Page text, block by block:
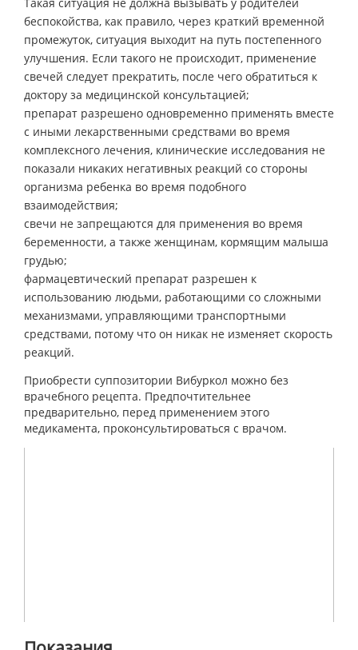
беспокойства, как правило, через краткий временной
промежуток, ситуация выходит на путь постепенного
улучшения. Если такого не происходит, применение
свечей следует прекратить, после чего обратиться к
доктору за медицинской консультацией;
препарат разрешено одновременно применять вместе
с иными лекарственными средствами во время
комплексного лечения, клинические исследования не
показали никаких негативных реакций со стороны
организма ребенка во время подобного
взаимодействия;
свечи не запрещаются для применения во время
беременности, а также женщинам, кормящим малыша
грудью;
фармацевтический препарат разрешен к
использованию людьми, работающими со сложными
механизмами, управляющими транспортными
средствами, потому что он никак не изменяет скорость
реакций.
Приобрести суппозитории Вибуркол можно без
врачебного рецепта. Предпочтительнее
предварительно, перед применением этого
медикамента, проконсультироваться с врачом.